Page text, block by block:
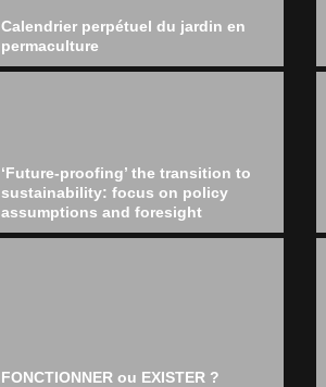
Calendrier perpétuel du jardin en
permaculture
‘Future-proofing’ the transition to
sustainability: focus on policy
assumptions and foresight
FONCTIONNER ou EXISTER ?